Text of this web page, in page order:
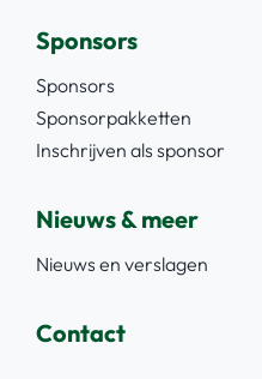
Sponsors
Sponsors
Sponsorpakketten
Inschrijven als sponsor
Nieuws & meer
Nieuws en verslagen
Contact